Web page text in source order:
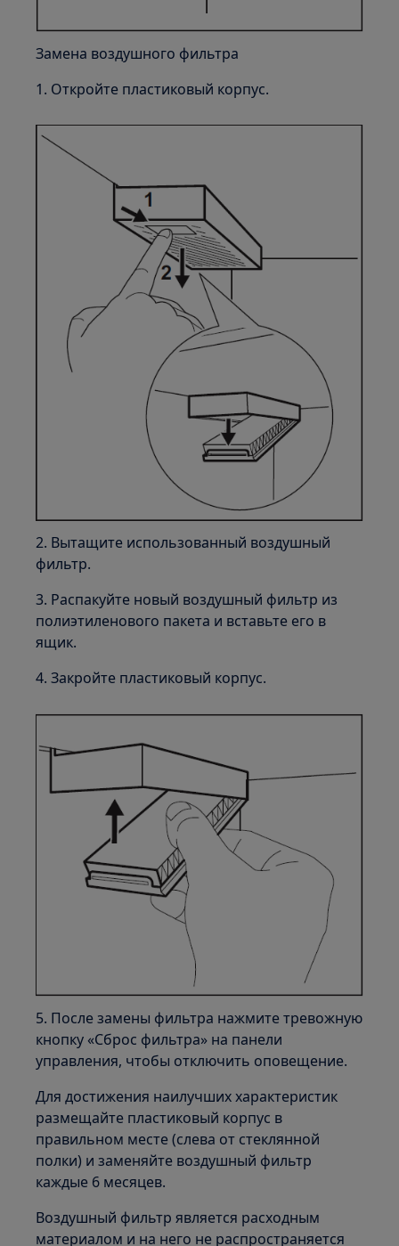
Замена воздушного фильтра
1. Откройте пластиковый корпус.
2. Вытащите использованный воздушный
фильтр.
3. Распакуйте новый воздушный фильтр из
полиэтиленового пакета и вставьте его в
ящик.
4. Закройте пластиковый корпус.
5. После замены фильтра нажмите тревожную
кнопку «Сброс фильтра» на панели
управления, чтобы отключить оповещение.
Для достижения наилучших характеристик
размещайте пластиковый корпус в
правильном месте (слева от стеклянной
полки) и заменяйте воздушный фильтр
каждые 6 месяцев.
Воздушный фильтр является расходным
материалом и на него не распространяется